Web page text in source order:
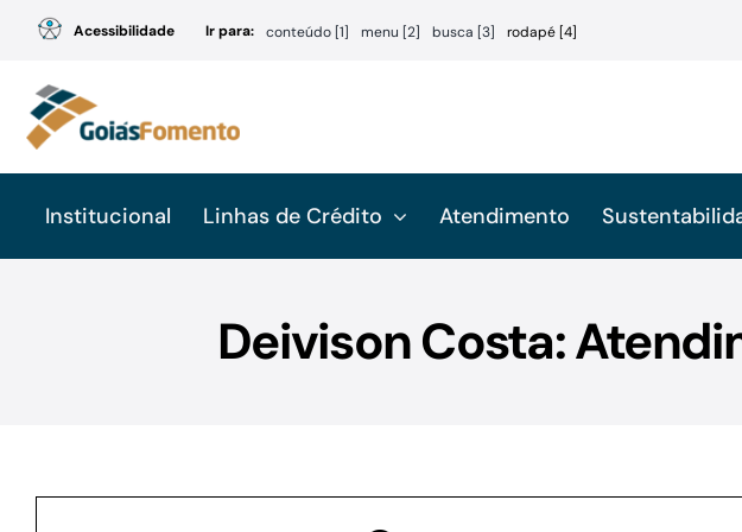
conteúdo
Acessibilidade Ir para: conteúdo [1] menu [2] busca [3] rodapé [4]
Institucional Linhas de Crédito Atendimento
Deivison Costa: